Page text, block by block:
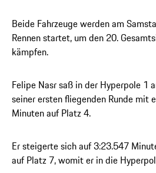
Beide Fahrzeuge werden am
Rennen startet, um den 20.
kämpfen.
Felipe Nasr saß in der Hyperpole 1
seiner ersten fliegenden Runde mit
Minuten auf Platz 4.
Er steigerte sich auf 3:23.547
auf Platz 7, womit er in die